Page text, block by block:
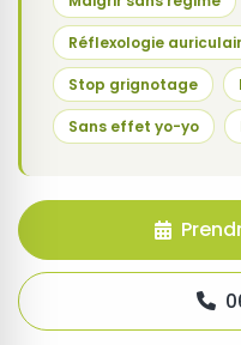
Réflexologie
Stop grignotage
Sans effet yo-yo